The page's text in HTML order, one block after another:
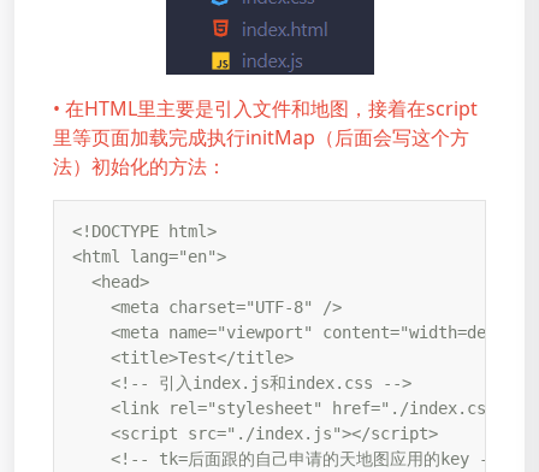
• 在HTML里主要是引入文件和地图，接着在script
里等页面加载完成执行initMap（后面会写这个方
法）初始化的方法：
<!DOCTYPE html>
<html lang="en">
  <head>
    <meta charset="UTF-8" />
<meta name="viewport"
    <title>Test</title>
    <!-- 引入index.js和index.css -->
    <link rel="stylesheet" href="./index.css" />
    <script src="./index.js"></script>
    <!-- tk=后面跟的自己申请的天地图应用的key -->